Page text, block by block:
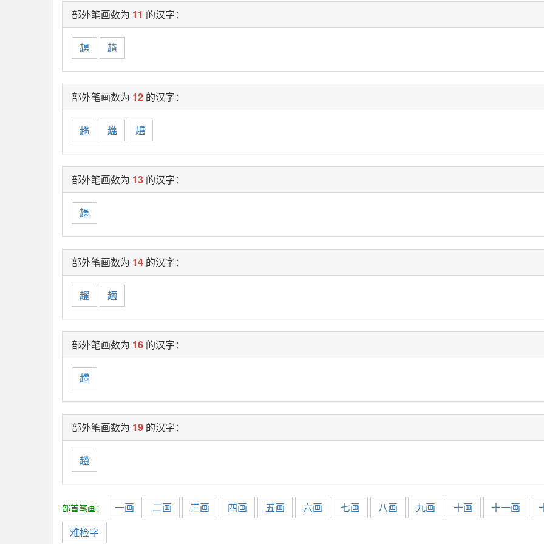
部外笔画数为 11 的汉字：
趩 趪
部外笔画数为 12 的汉字：
趫 趭 趬
部外笔画数为 13 的汉字：
趮
部外笔画数为 14 的汉字：
趯 趰
部外笔画数为 16 的汉字：
趱
部外笔画数为 19 的汉字：
趲
部首笔画： 一画 二画 三画 四画 五画 六画 七画 八画 九画 十画 十一画
难检字